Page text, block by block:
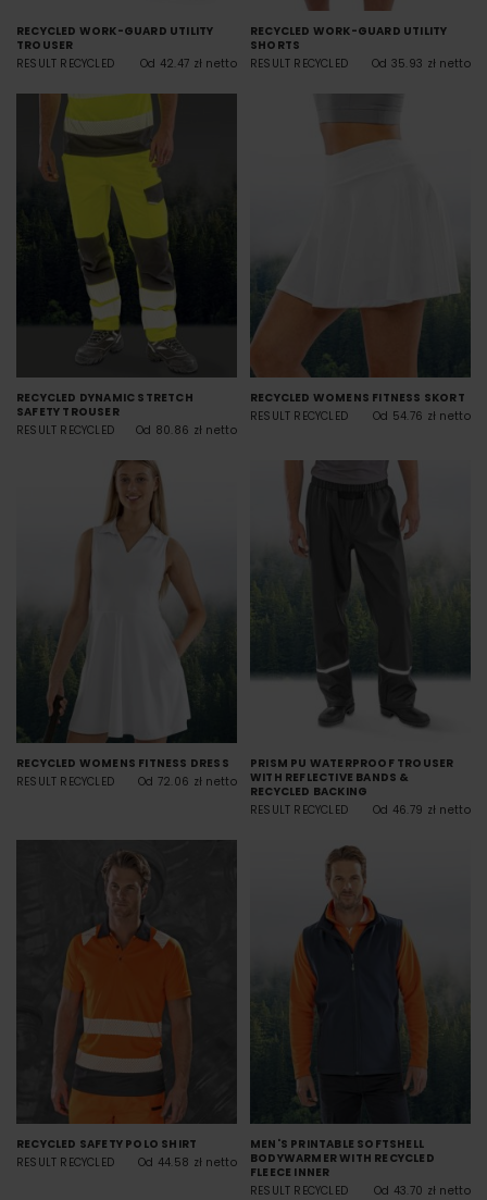
RECYCLED WORK-GUARD UTILITY
TROUSER
RESULT RECYCLED
Od 42.47 zł netto
RECYCLED WORK-GUARD UTILITY
SHORTS
RESULT RECYCLED
Od 35.93 zł netto
RECYCLED DYNAMIC STRETCH
SAFETY TROUSER
RESULT RECYCLED
Od 80.86 zł netto
RECYCLED WOMENS FITNESS SKORT
RESULT RECYCLED
Od 54.76 zł netto
RECYCLED WOMENS FITNESS DRESS
RESULT RECYCLED
Od 72.06 zł netto
PRISM PU WATERPROOF TROUSER
WITH REFLECTIVE BANDS &
RECYCLED BACKING
RESULT RECYCLED
Od 46.79 zł netto
RECYCLED SAFETY POLO SHIRT
RESULT RECYCLED
Od 44.58 zł netto
MEN'S PRINTABLE SOFTSHELL
BODYWARMER WITH RECYCLED
FLEECE INNER
RESULT RECYCLED
Od 43.70 zł netto